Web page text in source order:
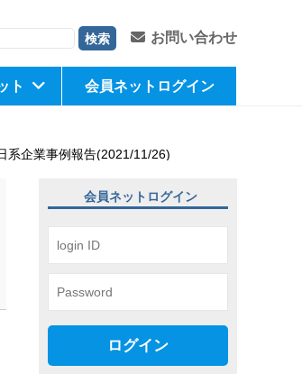
お問い合わせ
ト 会員ネットログイン
系企業事例報告(2021/11/26)
会員ネットログイン
ログイン